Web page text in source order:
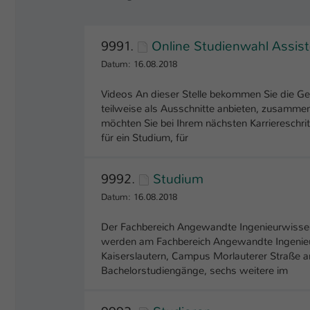
9991. Online Studienwahl
Datum: 16.08.2018
Videos An dieser Stelle bekommen Sie die
teilweise als Ausschnitte anbieten,
möchten Sie bei Ihrem nächsten
für ein Studium, für
9992. Studium
Datum: 16.08.2018
Der Fachbereich Angewandte
werden am Fachbereich Angewandte
Kaiserslautern, Campus Morlauterer Straße
Bachelorstudiengänge, sechs weitere im